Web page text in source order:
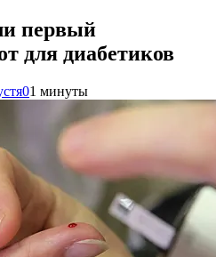
первый
для диабетиков
01 минуты